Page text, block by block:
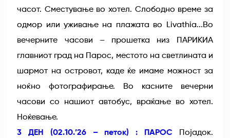
часот. Сместување во хотел. Слободно време за
одмор или уживање на плажата во Livathia...Во
вечерните часови – прошетка низ ПАРИКИА
главниот град на Парос, местото на светлината и
шармот на островот, каде ќе имаме можност за
ноќно фотографирање. Во касните вечерни
часови со нашиот автобус, враќање во хотел.
Ноќевање.
3 ДЕН (02.10.’26 – петок) : ПАРОС Појадок.